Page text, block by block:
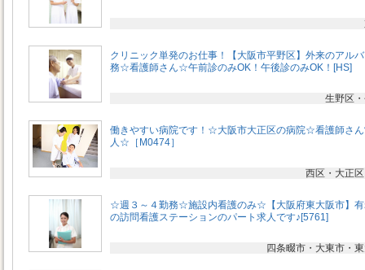
クリニック単発のお仕事！【大阪市平野区】外来のアル
務☆看護師さん☆午前診のみOK！午後診のみOK！[HS]
生野区
働きやすい病院です！☆大阪市大正区の病院☆看護師さ
人☆［M0474］
西区・大正
☆週３～４勤務☆施設内看護のみ☆【大阪府東大阪市】
の訪問看護ステーションのパート求人です♪[5761]
四条畷市・大東市・